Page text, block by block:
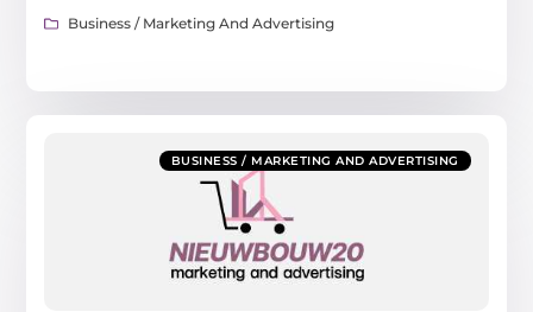
Business / Marketing And Advertising
BUSINESS / MARKETING AND ADVERTISING